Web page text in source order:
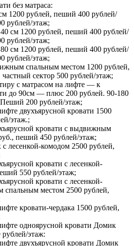
без матраса:
1200 рублей, пеший 400 рублей/
рублей/этаж;
см 1200 рублей, пеший 400 рублей/
рублей/этаж;
см 1200 рублей, пеший 400 рублей/
рублей/этаж;
спальным местом 1200 рублей,
сектор 500 рублей/этаж;
с матрасом на лифте — к
до 90см — плюс 200 рублей. 90-180
200 рублей/этаж;
двухъярусной кровати 1500
этаж.;
кровати с выдвижным
пеший 450 рублей/этаж;
лесенкой-комодом 2500 рублей,
кровати с лесенкой-
550 рублей/этаж;
кровати с лесенкой-
местом 2500 рублей,
кровати-чердака 1500 рублей,
одноярусной кровати Домик
этаж:
двухъярусной кровати Домик